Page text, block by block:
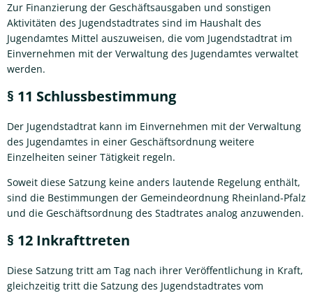
Zur Finanzierung der Geschäftsausgaben und sonstigen
Aktivitäten des Jugendstadtrates sind im Haushalt des
Jugendamtes Mittel auszuweisen, die vom Jugendstadtrat im
Einvernehmen mit der Verwaltung des Jugendamtes verwaltet
werden.
§ 11 Schlussbestimmung
Der Jugendstadtrat kann im Einvernehmen mit der Verwaltung
des Jugendamtes in einer Geschäftsordnung weitere
Einzelheiten seiner Tätigkeit regeln.
Soweit diese Satzung keine anders lautende Regelung enthält,
sind die Bestimmungen der Gemeindeordnung Rheinland-Pfalz
und die Geschäftsordnung des Stadtrates analog anzuwenden.
§ 12 Inkrafttreten
Diese Satzung tritt am Tag nach ihrer Veröffentlichung in Kraft,
gleichzeitig tritt die Satzung des Jugendstadtrates vom